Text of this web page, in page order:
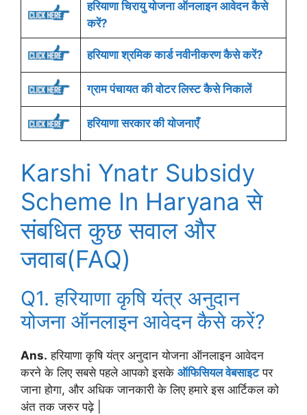
हरियाणा चिरायु योजना ऑनलाइन आवेदन कैसे
करें?
हरियाणा श्रमिक कार्ड नवीनीकरण कैसे करें?
ग्राम पंचायत की वोटर लिस्ट कैसे निकालें
हरियाणा सरकार की योजनाएँ
Karshi Ynatr Subsidy
Scheme In Haryana से
संबधित कुछ सवाल और
जवाब(FAQ)
Q1. हरियाणा कृषि यंत्र अनुदान
योजना ऑनलाइन आवेदन कैसे करें?
Ans. हरियाणा कृषि यंत्र अनुदान योजना ऑनलाइन आवेदन
करने के लिए सबसे पहले आपको इसके ऑफिसियल वेबसाइट पर
जाना होगा, और अधिक जानकारी के लिए हमारे इस आर्टिकल को
अंत तक जरुर पढ़े |